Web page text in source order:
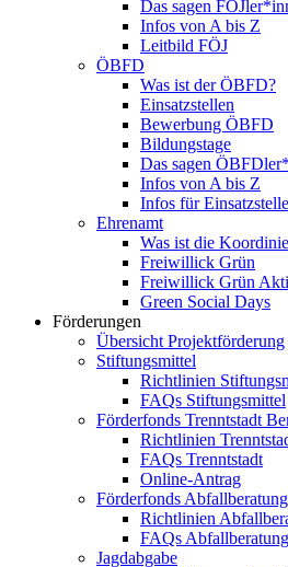
Das sagen
Infos von A bis Z
Leitbild FÖJ
ÖBFD
Was ist der ÖBFD?
Einsatzstellen
Bewerbung ÖBFD
Bildungstage
Das sagen
Infos von A bis Z
Infos für
Ehrenamt
Was ist die
Freiwillick Grün
Freiwillick Grün
Green Social Days
Förderungen
Übersicht Projektförderung
Stiftungsmittel
Richtlinien
FAQs Stiftungsmittel
Förderfonds Trenntstadt
Richtlinien
FAQs Trenntstadt
Online-Antrag
Förderfonds
Richtlinien
FAQs Abfallberatung
Jagdabgabe